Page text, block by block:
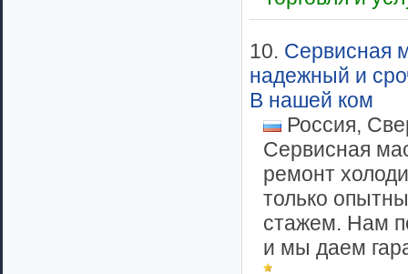
10. Сервисная
надежный и
В нашей ком
Россия,
Сервисная
ремонт
только
стажем. Нам
и мы даем